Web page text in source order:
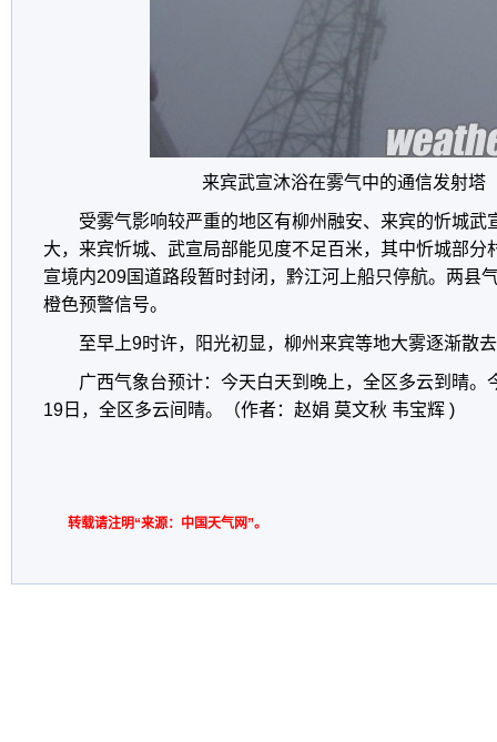
来宾武宣沐浴在雾气中的通信发射塔
受雾气影响较严重的地区有柳州融安、来宾的忻城武
大，来宾忻城、武宣局部能见度不足百米，其中忻城部分
宣境内209国道路段暂时封闭，黔江河上船只停航。两县
橙色预警信号。
至早上9时许，阳光初显，柳州来宾等地大雾逐渐散
广西气象台预计：今天白天到晚上，全区多云到晴。
19日，全区多云间晴。（作者：赵娟 莫文秋 韦宝辉 )
转载请注明“来源：中国天气网”。